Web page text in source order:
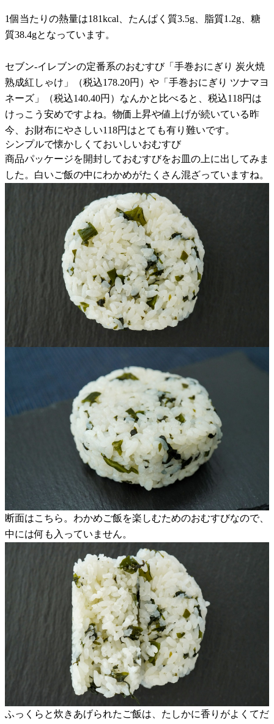
1個当たりの熱量は181kcal、たんぱく質3.5g、脂質1.2g、糖
質38.4gとなっています。
セブン-イレブンの定番系のおむすび「手巻おにぎり 炭火焼
熟成紅しゃけ」（税込178.20円）や「手巻おにぎり ツナマヨ
ネーズ」（税込140.40円）なんかと比べると、税込118円は
けっこう安めですよね。物価上昇や値上げが続いている昨
今、お財布にやさしい118円はとても有り難いです。
シンプルで懐かしくておいしいおむすび
商品パッケージを開封しておむすびをお皿の上に出してみま
した。白いご飯の中にわかめがたくさん混ざっていますね。
断面はこちら。わかめご飯を楽しむためのおむすびなので、
中には何も入っていません。
ふっくらと炊きあげられたご飯は、たしかに香りがよくてだ